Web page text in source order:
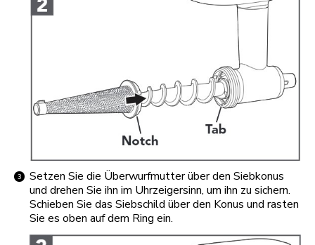
Setzen Sie die Überwurfmutter über den Siebkonus
und drehen Sie ihn im Uhrzeigersinn, um ihn zu sichern.
Schieben Sie das Siebschild über den Konus und rasten
Sie es oben auf dem Ring ein.